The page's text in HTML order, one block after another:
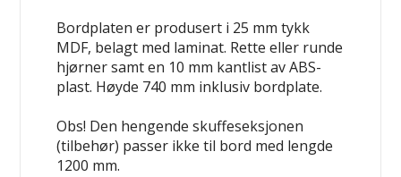
Bordplaten er produsert i 25 mm tykk
MDF, belagt med laminat. Rette eller runde
hjørner samt en 10 mm kantlist av ABS-
plast. Høyde 740 mm inklusiv bordplate.
Obs! Den hengende skuffeseksjonen
(tilbehør) passer ikke til bord med lengde
1200 mm.